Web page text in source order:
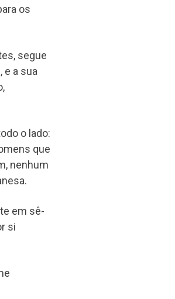
os
segue
e a sua
o lado:
que
nenhum
em sê-
si